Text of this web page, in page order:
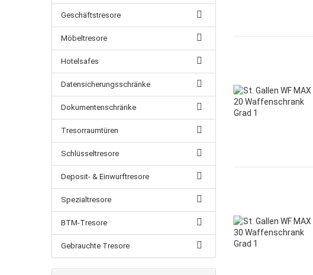
Geschäftstresore
Möbeltresore
Hotelsafes
Datensicherungsschränke
Dokumentenschränke
Tresorraumtüren
Schlüsseltresore
Deposit- & Einwurftresore
Spezialtresore
BTM-Tresore
Gebrauchte Tresore